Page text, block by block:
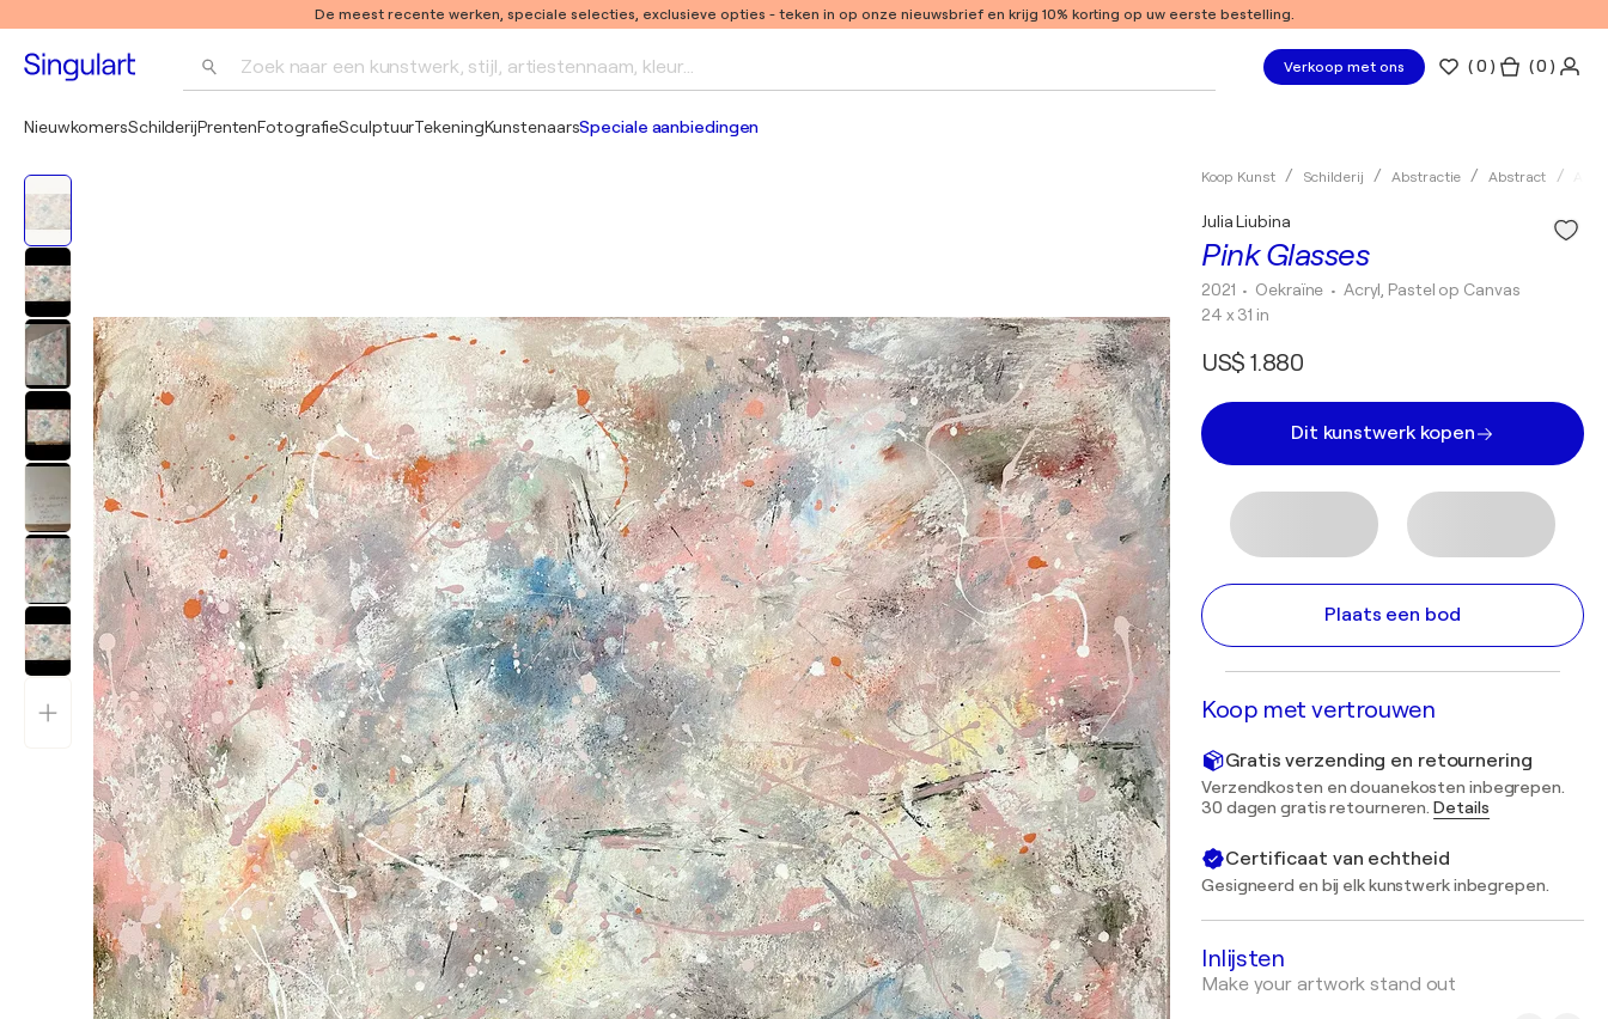
De meest recente werken, speciale selecties, exclusieve opties - teken in op onze nieuwsbrief en krijg 10% korting op uw eerste bestelling.
Zoek naar een kunstwerk, stijl, artiestennaam, kleur... Verkoop met ons (0 ) ( 0 )
NieuwkomersSchilderijPrentenFotografieSculptuurTekeningKunstenaarsSpeciale aanbiedingen
Koop Kunst Schilderij Abstractie Abstract
Pink Glasses
Julia Liubina
2021 • Oekraïne • Acryl, Pastel op Canvas
24 x 31 in
US$ 1.880
Dit kunstwerk kopen
Plaats een bod
Koop met vertrouwen
Gratis verzending en retournering
Verzendkosten en douanekosten inbegrepen.
30 dagen gratis retourneren.Details
Certificaat van echtheid
Gesigneerd en bij elk kunstwerk inbegrepen.
Inlijsten
Make your artwork stand out